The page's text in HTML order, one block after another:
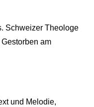
Schweizer Theologe
am
und Melodie,